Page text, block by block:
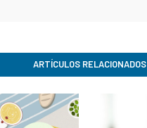
ARTÍCULOS RELACIONADOS